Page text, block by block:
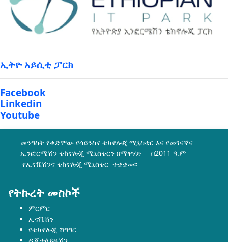
ኢትዮ አይሲቲ ፓርክ
Facebook
Linkedin
Youtube
መንግስት የቀድሞው የሳይንስና ቴክኖሎጂ ሚኒስቴር እና የመገናኛና
ኢንፎርሜሽን ቴክኖሎጂ ሚኒስቴርን በማዋሃድ በ2011 ዓ.ም
የኢኖቬሽንና ቴክኖሎጂ ሚኒስቴር ተቋቋመ፡፡
የትኩረት መስኮች
ምርምር
ኢኖቬሽን
የቴክኖሎጂ ሽግግር